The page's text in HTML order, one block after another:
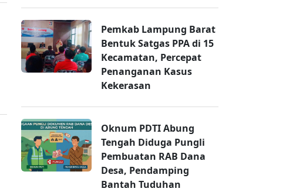
Pemkab Lampung Barat
Bentuk Satgas PPA di 15
Kecamatan, Percepat
Penanganan Kasus
Kekerasan
Oknum PDTI Abung
Tengah Diduga Pungli
Pembuatan RAB Dana
Desa, Pendamping
Bantah Tuduhan